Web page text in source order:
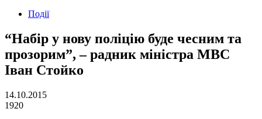
Події
“Набір у нову поліцію буде чесним та
прозорим”, – радник міністра МВС
Іван Стойко
14.10.2015
1920